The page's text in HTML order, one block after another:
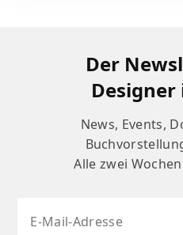
Der
News, Events,
Alle zwei